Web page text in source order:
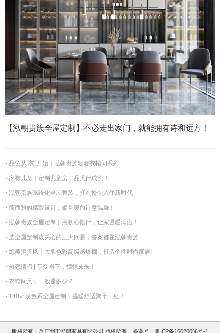
【泓朝贵族全屋定制】不必走出家门，就能拥有诗和远方！
品位从“衣”开始｜泓朝贵族轻奢衣帽间系列
家有儿女｜定制儿童房，品质伴成长！
泓朝贵族系统化全屋整装，打造拎包入住新时代
简而雅的精致设计，柔且暖的诗意温馨！
泓朝贵族全屋定制｜用初心陪伴，让家温暖满溢！
选全屋定制该关心的三大问题，答案都在泓朝贵族
绝美混搭风｜大胆色彩高级感爆棚，打造个性时尚家居!
热恋情侣 | 享受当下，憧憬未来！
衣帽间尺寸一般是多少？
140㎡浅色系全屋定制，温暖舒适聚于一处！
版权所有：© 广州市泓朝家具有限公司 版权所有 备案号： 粤ICP备16020066号-1